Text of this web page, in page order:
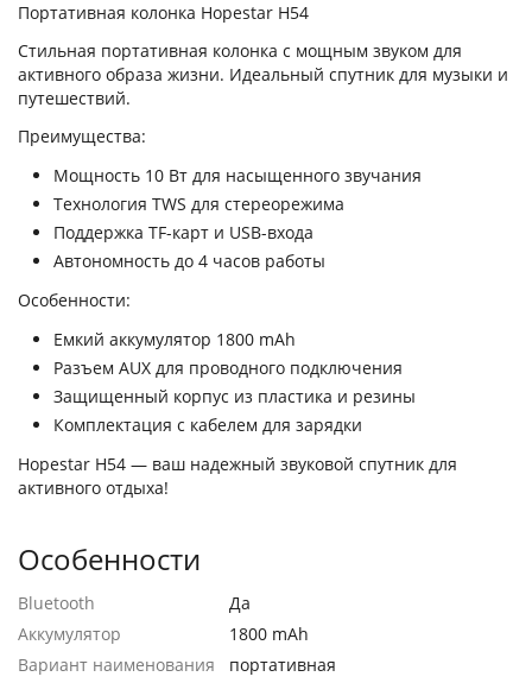
Портативная колонка Hopestar H54
Стильная портативная колонка с мощным звуком для
активного образа жизни. Идеальный спутник для музыки и
путешествий.
Преимущества:
Мощность 10 Вт для насыщенного звучания
Технология TWS для стереорежима
Поддержка TF-карт и USB-входа
Автономность до 4 часов работы
Особенности:
Емкий аккумулятор 1800 mAh
Разъем AUX для проводного подключения
Защищенный корпус из пластика и резины
Комплектация с кабелем для зарядки
Hopestar H54 — ваш надежный звуковой спутник для
активного отдыха!
Особенности
Bluetooth
Да
Аккумулятор
1800 mAh
Вариант наименования
портативная